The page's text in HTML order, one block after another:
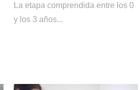
La etapa comprendida entre los 0
y los 3 años...